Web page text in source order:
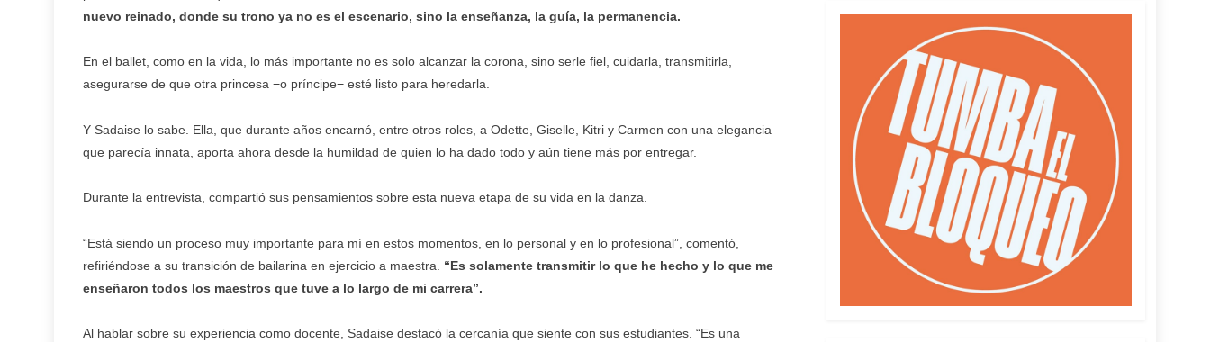
nuevo reinado, donde su trono ya no es el escenario, sino la enseñanza, la guía, la permanencia.
En el ballet, como en la vida, lo más importante no es solo alcanzar la corona, sino serle fiel, cuidarla, transmitirla,
asegurarse de que otra princesa −o príncipe− esté listo para heredarla.
Y Sadaise lo sabe. Ella, que durante años encarnó, entre otros roles, a Odette, Giselle, Kitri y Carmen con una elegancia
que parecía innata, aporta ahora desde la humildad de quien lo ha dado todo y aún tiene más por entregar.
Durante la entrevista, compartió sus pensamientos sobre esta nueva etapa de su vida en la danza.
“Está siendo un proceso muy importante para mí en estos momentos, en lo personal y en lo profesional”, comentó,
refiriéndose a su transición de bailarina en ejercicio a maestra. “Es solamente transmitir lo que he hecho y lo que me
enseñaron todos los maestros que tuve a lo largo de mi carrera”.
Al hablar sobre su experiencia como docente, Sadaise destacó la cercanía que siente con sus estudiantes. “Es una